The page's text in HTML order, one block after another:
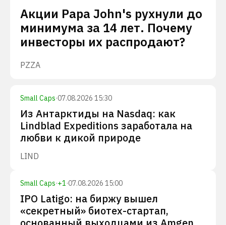
Акции Papa John's рухнули до
минимума за 14 лет. Почему
инвесторы их распродают?
PZZA
Small Caps·07.08.2026 15:30
Из Антарктиды на Nasdaq: как
Lindblad Expeditions заработала на
любви к дикой природе
LIND
Small Caps·+1·07.08.2026 15:00
IPO Latigo: на биржу вышел
«секретный» биотех-стартап,